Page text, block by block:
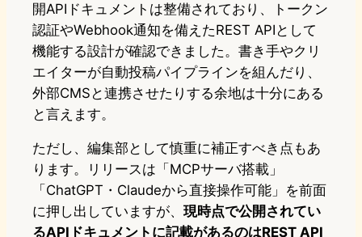
開APIドキュメントは整備されており、トークン
認証やWebhook通知を備えたREST APIとして
機能する設計が確認できました。書き手やクリ
エイターが自動投稿パイプラインを組んだり、
外部CMSと連携させたりする余地は十分にある
と言えます。
ただし、編集部として慎重に補正すべき点もあ
ります。リリースは「MCPサーバ搭載」
「ChatGPT・Claudeから直接操作可能」を前面
に押し出していますが、 現時点で公開されてい
るAPIドキュメントに記載があるのはREST API